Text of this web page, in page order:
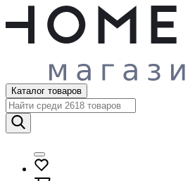
Каталог товаров